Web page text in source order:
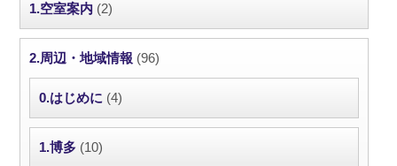
1.空室案内 (2)
2.周辺・地域情報 (96)
0.はじめに (4)
1.博多 (10)